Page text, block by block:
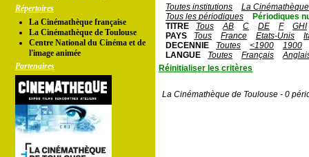
Répertoires
La Cinémathèque française
La Cinémathèque de Toulouse
Centre National du Cinéma et de
l'image animée
Partenaires
Toutes institutions
La
Tous les périodiques
Périodiques
TITRE
Tous AB C DE F
GHI
PAYS
Tous France Etats-Unis
DECENNIE
Toutes <1900
1900
LANGUE
Toutes Français
Réinitialiser les critères
La Cinémathèque de Toulouse - 0